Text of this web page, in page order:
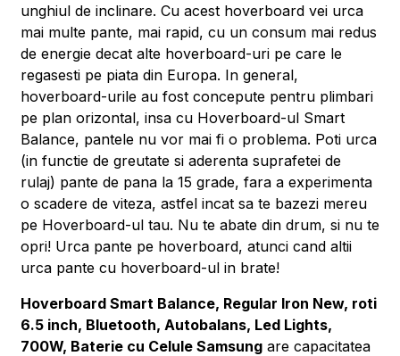
unghiul de inclinare. Cu acest hoverboard vei urca
mai multe pante, mai rapid, cu un consum mai redus
de energie decat alte hoverboard-uri pe care le
regasesti pe piata din Europa. In general,
hoverboard-urile au fost concepute pentru plimbari
pe plan orizontal, insa cu Hoverboard-ul Smart
Balance, pantele nu vor mai fi o problema. Poti urca
(in functie de greutate si aderenta suprafetei de
rulaj) pante de pana la 15 grade, fara a experimenta
o scadere de viteza, astfel incat sa te bazezi mereu
pe Hoverboard-ul tau. Nu te abate din drum, si nu te
opri! Urca pante pe hoverboard, atunci cand altii
urca pante cu hoverboard-ul in brate!
Hoverboard Smart Balance, Regular Iron New, roti
6.5 inch, Bluetooth, Autobalans, Led Lights,
700W, Baterie cu Celule Samsung are capacitatea